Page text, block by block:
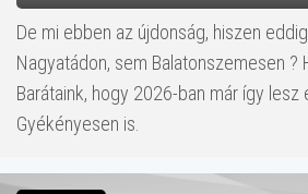
De mi ebben az újdonság, hiszen
Nagyatádon, sem Balatonszemesen ?
Barátaink, hogy 2026-ban már így lesz
Gyékényesen is.